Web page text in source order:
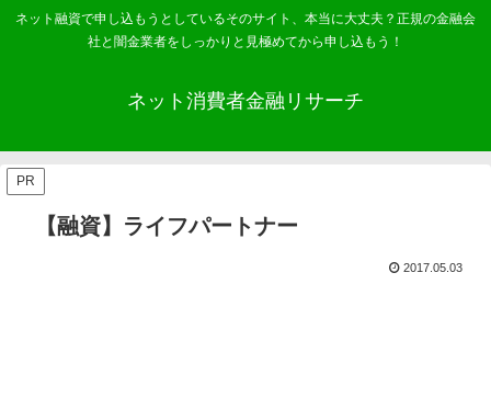
ネット融資で申し込もうとしているそのサイト、本当に大丈夫？正規の金融会
社と闇金業者をしっかりと見極めてから申し込もう！
ネット消費者金融リサーチ
PR
【融資】ライフパートナー
2017.05.03